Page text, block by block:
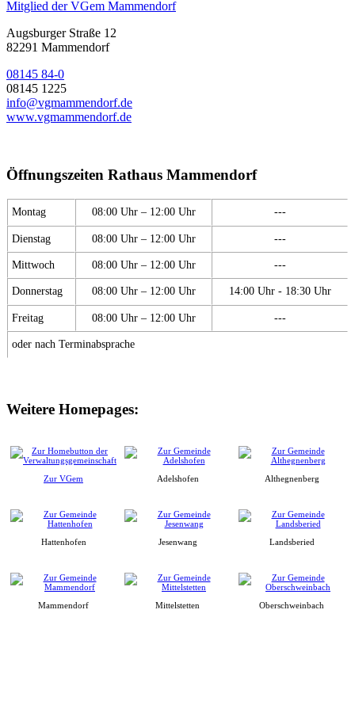
Mitglied der VGem Mammendorf
Augsburger Straße 12
82291 Mammendorf
08145 84-0
08145 1225
info@vgmammendorf.de
www.vgmammendorf.de
Öffnungszeiten Rathaus Mammendorf
Montag 08:00 Uhr – 12:00 Uhr ---
Dienstag 08:00 Uhr – 12:00 Uhr ---
Mittwoch 08:00 Uhr – 12:00 Uhr ---
Donnerstag 08:00 Uhr – 12:00 Uhr 14:00 Uhr - 18:30 Uhr
Freitag 08:00 Uhr – 12:00 Uhr ---
oder nach Terminabsprache
Weitere Homepages:
Zur VGem Adelshofen Althegnenberg
Hattenhofen Jesenwang Landsberied
Mammendorf Mittelstetten Oberschweinbach